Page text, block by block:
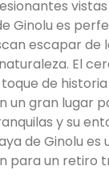
Ginolu es
escapar de
El
de
un gran lugar
y su
de Ginolu es
para un retiro